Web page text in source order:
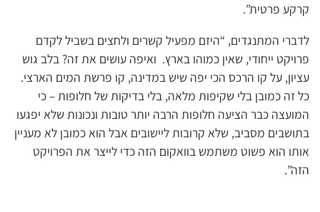
קרקע פרטית”.
לדברי המתנגדים, “היזם מפעיל קשרים ולחצים בשביל לקדם
פרויקט ייחודי, שאין כמוהו בארץ. ואיפה עושים את זה? בלב גוש
עציון, על קו הרכס הכי יפה שיש במדינה, קו פרשת המים הארצי.
כל זה כמובן בלי שקיפות מלאה, בלי בדיקות של חלופות – כי
המועצה כבר הציעה חלופות הרבה יותר טובות ונכונות שלא יפגעו
בתושבים מסביב, שלא קרובות ליישובים אבל הוא כמובן לא מעניין
אותו הוא פשוט משתמש בוואקום הזה כדי לייצר את הפרויקט
הזה”.